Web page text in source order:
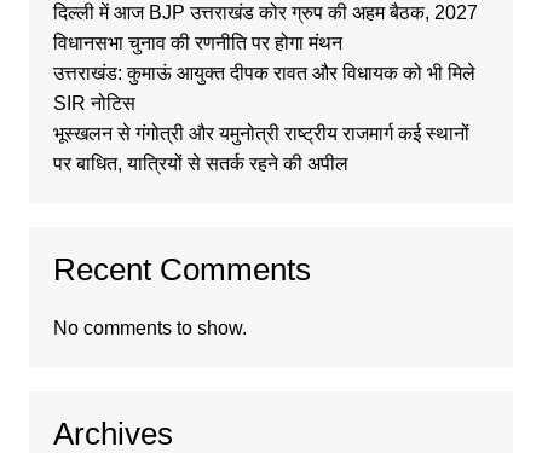
दिल्ली में आज BJP उत्तराखंड कोर ग्रुप की अहम बैठक, 2027
विधानसभा चुनाव की रणनीति पर होगा मंथन
उत्तराखंड: कुमाऊं आयुक्त दीपक रावत और विधायक को भी मिले
SIR नोटिस
भूस्खलन से गंगोत्री और यमुनोत्री राष्ट्रीय राजमार्ग कई स्थानों
पर बाधित, यात्रियों से सतर्क रहने की अपील
Recent Comments
No comments to show.
Archives